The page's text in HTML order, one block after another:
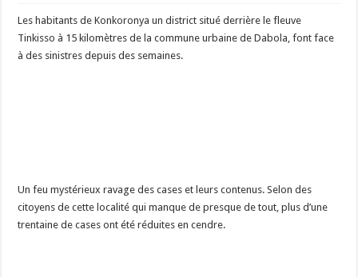
Les habitants de Konkoronya un district situé derrière le fleuve
Tinkisso à 15 kilomètres de la commune urbaine de Dabola, font face
à des sinistres depuis des semaines.
Un feu mystérieux ravage des cases et leurs contenus. Selon des
citoyens de cette localité qui manque de presque de tout, plus d’une
trentaine de cases ont été réduites en cendre.